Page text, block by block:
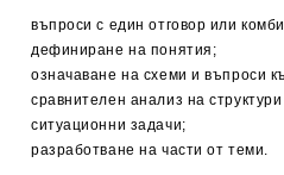
въпроси с един отговор или
дефиниране на понятия;
означаване на схеми и въпроси
сравнителен анализ на
ситуационни задачи;
разработване на части от теми.